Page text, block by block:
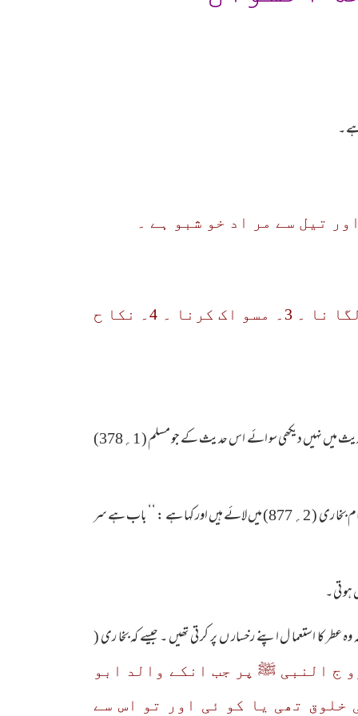
تیل سے مر اد خو شبو ہے ۔
‘‘ چا ر چیزیں رسولو ں کی سنت میں سے ہیں : 1۔ حیاء ۔ 2۔ عطر لگا نا ۔ 3۔ مسو اک کرنا ۔ 4۔ نکا ح
یہی وجہ ہےکہ رسو ل اللہ ﷺ عطر بہت لگا یا کرتے تھے اورآپ عطر کو بےحد پسند فرما تے تھے ۔ رہی استعما ل کی کیفیت تو یہ میں نے کسی حدیث میں نہیں دیکھی سو ائے اس حد یث کے جو مسلم ( 1؍378)
عا ئشہ رضی اللہ عنھا کہتی ہیں : گو یا کہ میں رسو ل اللہ ﷺ کی ما نگ میں خو شبو کی چمک دیکھ رہی ہو ں اور آپ احرام باندھے ہو ئے تھے ۔ اور امام بخا ری ( 2؍ 877) میں لائے ہیں اور کہا ہے : ‘‘ باب ہے سر
تی ۔
کا استعما ل اپنے رخسار ں پر کر تی تھیں ۔ جیسے کہ بخا ری (
ج النبی ﷺ پر جب انکے والد ابو
خلوق تھی یا کو ئی اور تو اس سے